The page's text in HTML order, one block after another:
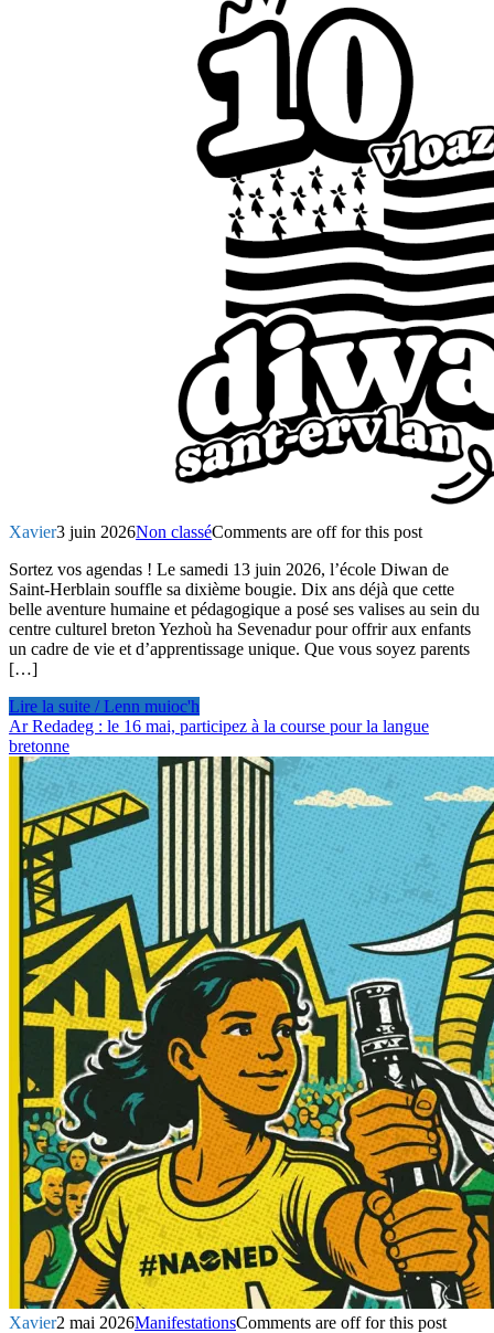
Xavier3 juin 2026Non classéComments are off for this post
Sortez vos agendas ! Le samedi 13 juin 2026, l’école Diwan de
Saint-Herblain souffle sa dixième bougie. Dix ans déjà que cette
belle aventure humaine et pédagogique a posé ses valises au sein du
centre culturel breton Yezhoù ha Sevenadur pour offrir aux enfants
un cadre de vie et d’apprentissage unique. Que vous soyez parents
[…]
Lire la suite / Lenn muioc'h
Ar Redadeg : le 16 mai, participez à la course pour la langue
bretonne
Xavier2 mai 2026ManifestationsComments are off for this post